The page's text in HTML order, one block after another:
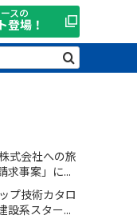
スの
登場！
式会社への旅
求事案」に...
プ技術カタロ
設系スター...